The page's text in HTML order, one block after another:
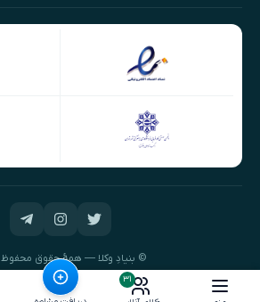
۳۱
© بنیادِ وکلا — همهٔ حقوق
طراحی و توسعه:نیک‌داده‌پرداز